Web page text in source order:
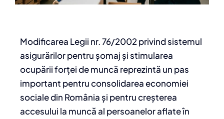
Modificarea Legii nr. 76/2002 privind sistemul
asigurărilor pentru șomaj și stimularea
ocupării forței de muncă reprezintă un pas
important pentru consolidarea economiei
sociale din România și pentru creșterea
accesului la muncă al persoanelor aflate în